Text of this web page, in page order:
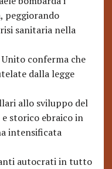
peggiorando
sanitaria nella
conferma che
dalla legge
allo sviluppo del
storico ebraico in
intensificata
autocrati in tutto